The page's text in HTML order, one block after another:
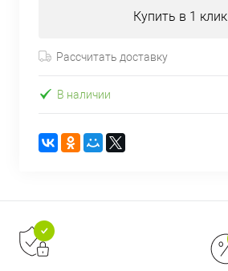
Купить в 1 клик
Рассчитать доставку
В наличии